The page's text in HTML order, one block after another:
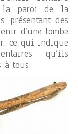
paroi de la
présentant des
d’une tombe
ce qui indique
qu’ils
à tous.